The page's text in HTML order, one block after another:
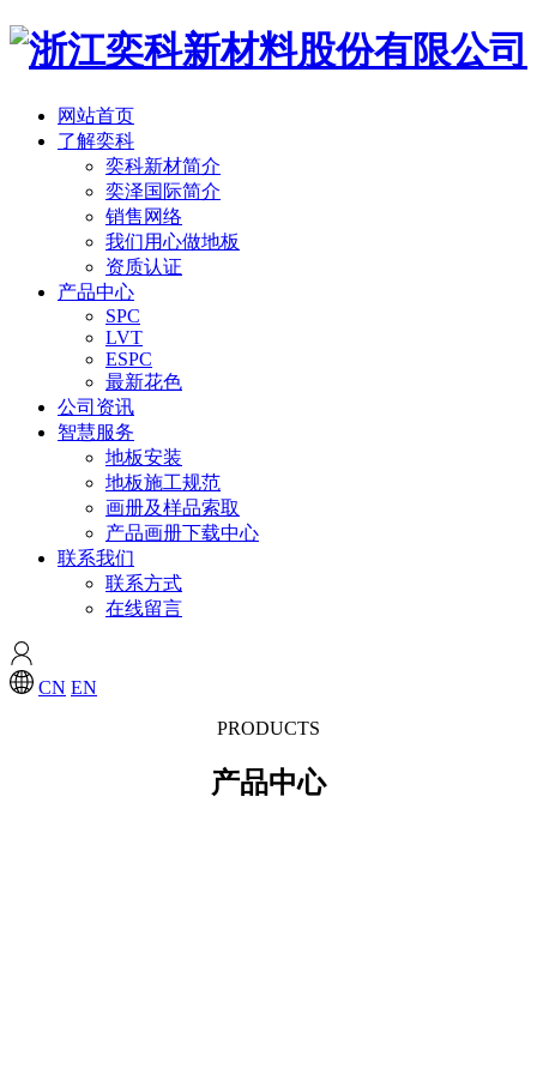
网站首页
了解奕科
奕科新材简介
奕泽国际简介
销售网络
我们用心做地板
资质认证
产品中心
SPC
LVT
ESPC
最新花色
公司资讯
智慧服务
地板安装
地板施工规范
画册及样品索取
产品画册下载中心
联系我们
联系方式
在线留言
CN EN
PRODUCTS
产品中心